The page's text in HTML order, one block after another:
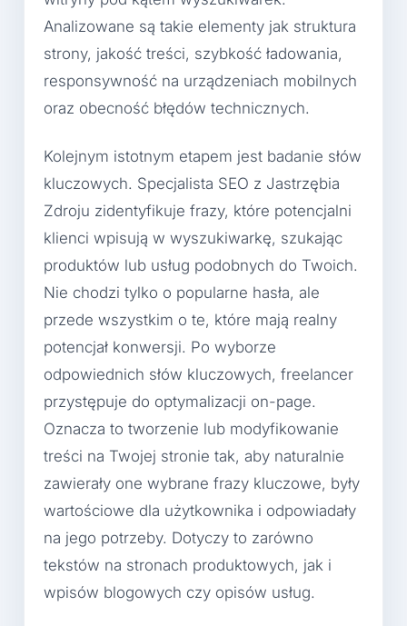
Analizowane są takie elementy jak struktura
strony, jakość treści, szybkość ładowania,
responsywność na urządzeniach mobilnych
oraz obecność błędów technicznych.
Kolejnym istotnym etapem jest badanie słów
kluczowych. Specjalista SEO z Jastrzębia
Zdroju zidentyfikuje frazy, które potencjalni
klienci wpisują w wyszukiwarkę, szukając
produktów lub usług podobnych do Twoich.
Nie chodzi tylko o popularne hasła, ale
przede wszystkim o te, które mają realny
potencjał konwersji. Po wyborze
odpowiednich słów kluczowych, freelancer
przystępuje do optymalizacji on-page.
Oznacza to tworzenie lub modyfikowanie
treści na Twojej stronie tak, aby naturalnie
zawierały one wybrane frazy kluczowe, były
wartościowe dla użytkownika i odpowiadały
na jego potrzeby. Dotyczy to zarówno
tekstów na stronach produktowych, jak i
wpisów blogowych czy opisów usług.